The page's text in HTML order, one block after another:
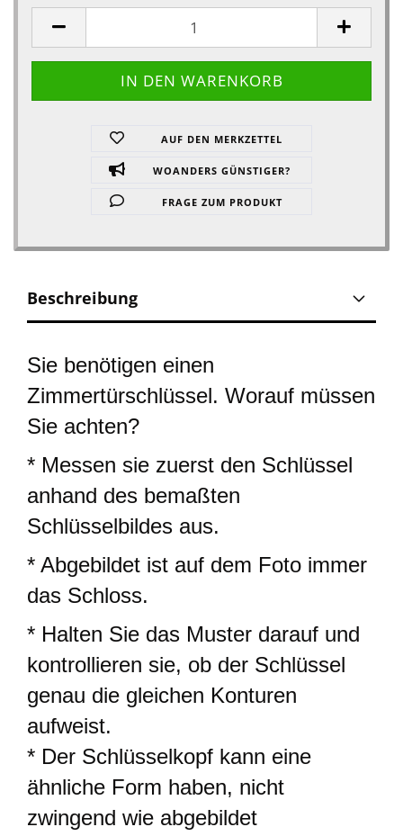
AUF DEN MERKZETTEL
WOANDERS GÜNSTIGER?
FRAGE ZUM PRODUKT
Beschreibung
Sie benötigen einen
Zimmertürschlüssel. Worauf müssen
Sie achten?
* Messen sie zuerst den Schlüssel
anhand des bemaßten
Schlüsselbildes aus.
* Abgebildet ist auf dem Foto immer
das Schloss.
* Halten Sie das Muster darauf und
kontrollieren sie, ob der Schlüssel
genau die gleichen Konturen
aufweist.
* Der Schlüsselkopf kann eine
ähnliche Form haben, nicht
zwingend wie abgebildet